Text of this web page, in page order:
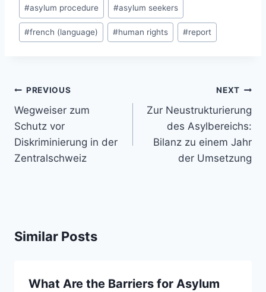
#asylum procedure #asylum seekers
#french (language) #human rights #report
Post
navigation
PREVIOUS
Wegweiser zum
Schutz vor
Diskriminierung in der
Zentralschweiz
NEXT
Zur Neustrukturierung
des Asylbereichs:
Bilanz zu einem Jahr
der Umsetzung
Similar Posts
What Are the Barriers for Asylum